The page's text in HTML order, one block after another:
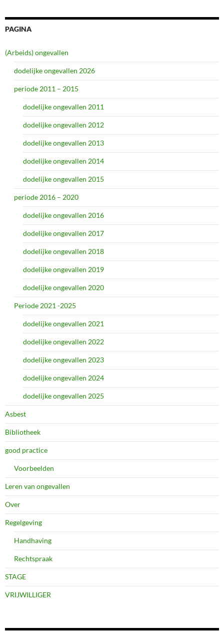
PAGINA
(Arbeids) ongevallen
dodelijke ongevallen 2026
periode 2011 – 2015
dodelijke ongevallen 2011
dodelijke ongevallen 2012
dodelijke ongevallen 2013
dodelijke ongevallen 2014
dodelijke ongevallen 2015
periode 2016 – 2020
dodelijke ongevallen 2016
dodelijke ongevallen 2017
dodelijke ongevallen 2018
dodelijke ongevallen 2019
dodelijke ongevallen 2020
Periode 2021 -2025
dodelijke ongevallen 2021
dodelijke ongevallen 2022
dodelijke ongevallen 2023
dodelijke ongevallen 2024
dodelijke ongevallen 2025
Asbest
Bibliotheek
good practice
Voorbeelden
Leren van ongevallen
Over
Regelgeving
Handhaving
Rechtspraak
STAGE
VRIJWILLIGER